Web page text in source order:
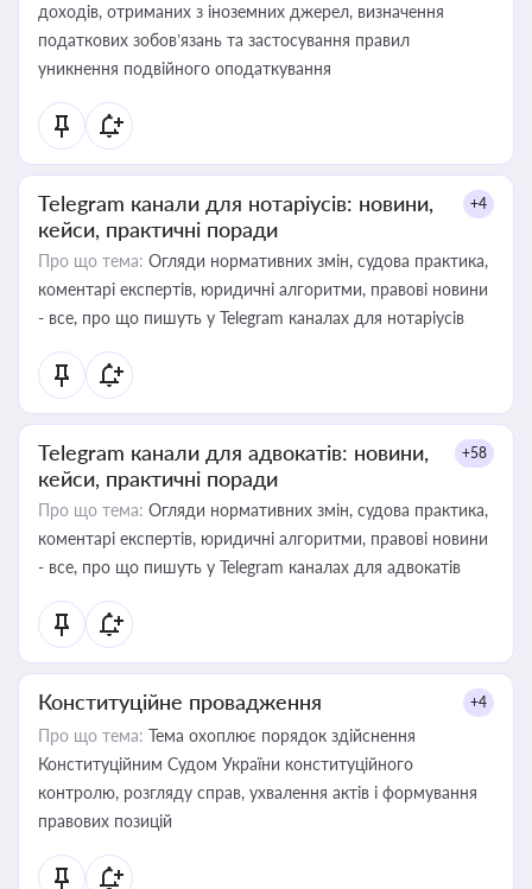
доходів, отриманих з іноземних джерел, визначення
податкових зобов’язань та застосування правил
уникнення подвійного оподаткування
Telegram канали для нотаріусів: новини,
кейси, практичні поради
+4
Про що тема: Огляди нормативних змін, судова практика,
коментарі експертів, юридичні алгоритми, правові новини
- все, про що пишуть у Telegram каналах для нотаріусів
Telegram канали для адвокатів: новини,
кейси, практичні поради
+58
Про що тема: Огляди нормативних змін, судова практика,
коментарі експертів, юридичні алгоритми, правові новини
- все, про що пишуть у Telegram каналах для адвокатів
Конституційне провадження +4
Про що тема: Тема охоплює порядок здійснення
Конституційним Судом України конституційного
контролю, розгляду справ, ухвалення актів і формування
правових позицій